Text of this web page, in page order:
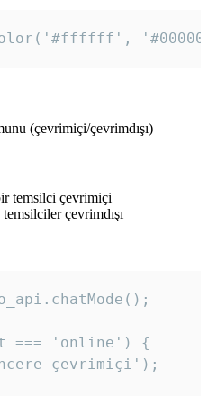
(çevrimiçi/çevrimdışı)
temsilci çevrimiçi
çevrimdışı
=== 'online') {
çevrimiçi');